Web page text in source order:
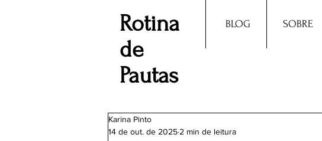
Rotina
de
Pautas
BLOG SOBRE
Karina Pinto
14 de out. de 2025 2 min de leitura